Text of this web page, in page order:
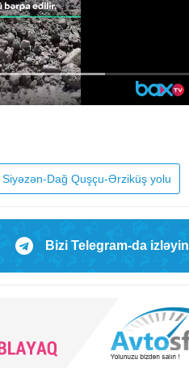
Siyəzən-Dağ Quşçu-Ərziküş yolu
Bizi Telegram-da izləyin